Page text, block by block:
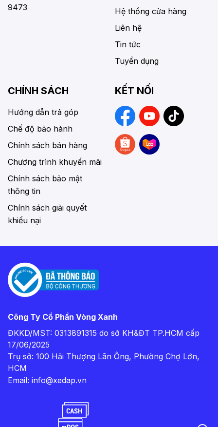
9473
Hệ thống cửa hàng
Liên hệ
Tin tức
Tuyển dụng
CHÍNH SÁCH
Hướng dẫn trả góp
Chế độ bảo hành
Chính sách bán hàng
Chương trình khuyến mãi
Chính sách bảo mật
thông tin
Chính sách giải quyết
khiếu nại
KẾT NỐI
Công Ty Cổ Phần Vòng Xanh
ĐKKD/MST: 0313891315 do sở KH&ĐT TP.HCM cấp
17/06/2025
Trụ sở: 100 Hải Thượng Lãn Ông, Phường Chợ Lớn,
HCM
Email: info@xedap.vn